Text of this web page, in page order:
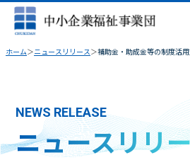
ホーム ニュースリリース 補助金・助成金等の制度活
NEWS RELEASE
ニュースリリ